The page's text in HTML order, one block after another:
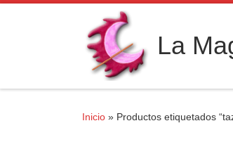
Saltar al contenido
La
Inicio » Productos etiquetados